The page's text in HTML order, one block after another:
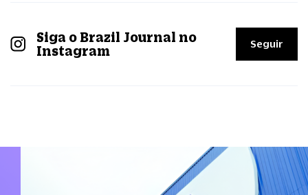
Siga o Brazil Journal no
Instagram
Seguir